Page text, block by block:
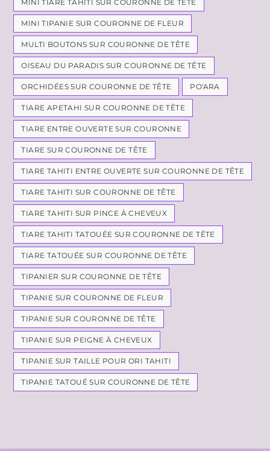
MINI TIARE TAHITI SUR COURONNE DE TÊTE
MINI TIPANIE SUR COURONNE DE FLEUR
MULTI BOUTONS SUR COURONNE DE TÊTE
OISEAU DU PARADIS SUR COURONNE DE TÊTE
ORCHIDÉES SUR COURONNE DE TÊTE PO'ARA
TIARE APETAHI SUR COURONNE DE TÊTE
TIARE ENTRE OUVERTE SUR COURONNE
TIARE SUR COURONNE DE TÊTE
TIARE TAHITI ENTRE OUVERTE SUR COURONNE DE TÊTE
TIARE TAHITI SUR COURONNE DE TÊTE
TIARE TAHITI SUR PINCE À CHEVEUX
TIARE TAHITI TATOUÉE SUR COURONNE DE TÊTE
TIARE TATOUÉE SUR COURONNE DE TÊTE
TIPANIER SUR COURONNE DE TÊTE
TIPANIE SUR COURONNE DE FLEUR
TIPANIE SUR COURONNE DE TÊTE
TIPANIE SUR PEIGNE À CHEVEUX
TIPANIE SUR TAILLE POUR ORI TAHITI
TIPANIE TATOUÉ SUR COURONNE DE TÊTE